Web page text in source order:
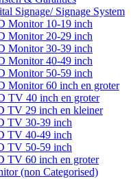
Signage/ Signage System
Monitor 10-19 inch
Monitor 20-29 inch
Monitor 30-39 inch
Monitor 40-49 inch
Monitor 50-59 inch
Monitor 60 inch en groter
TV 40 inch en groter
TV 29 inch en kleiner
TV 30-39 inch
TV 40-49 inch
TV 50-59 inch
TV 60 inch en groter
(non Categorised)